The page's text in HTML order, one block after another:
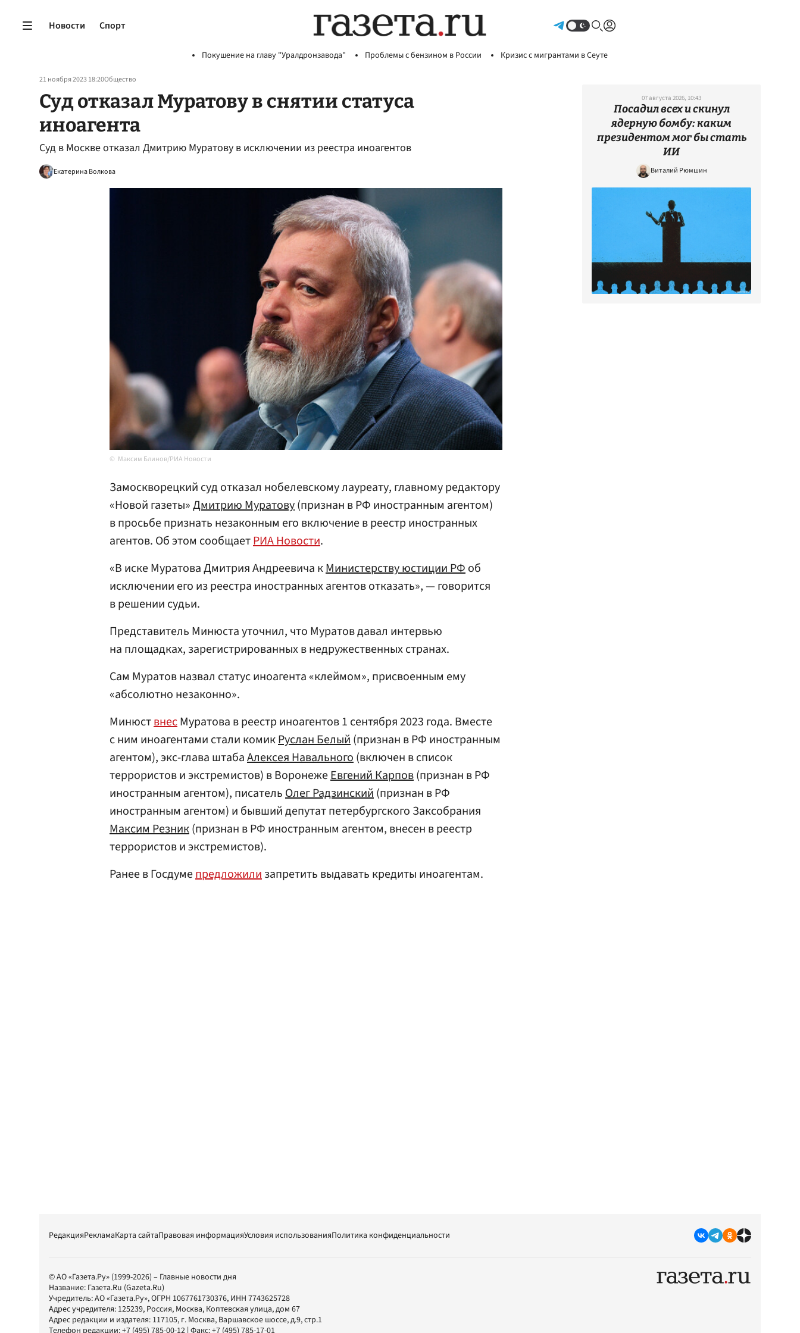
Новости Спорт
Покушение на главу "Уралдронзавода" Проблемы с бензином в России Кризис с мигрантами в Сеуте
21 ноября 2023 18:20Общество
Суд отказал Муратову в снятии статуса
иноагента
Суд в Москве отказал Дмитрию Муратову в исключении из реестра иноагентов
Екатерина Волкова
Максим Блинов/РИА Новости
Замоскворецкий суд отказал нобелевскому лауреату, главному редактору
«Новой газеты»Дмитрию Муратову(признан в РФ иностранным агентом)
в просьбе признать незаконным его включение в реестр иностранных
агентов. Об этом сообщаетРИА Новости.
«В иске Муратова Дмитрия Андреевича кМинистерству юстиции РФоб
исключении его из реестра иностранных агентов отказать», — говорится
в решении судьи.
Представитель Минюста уточнил, что Муратов давал интервью
на площадках, зарегистрированных в недружественных странах.
Сам Муратов назвал статус иноагента «клеймом», присвоенным ему
«абсолютно незаконно».
МинюствнесМуратова в реестр иноагентов 1 сентября 2023 года. Вместе
с ним иноагентами стали комикРуслан Белый(признан в РФ иностранным
агентом), экс-глава штабаАлексея Навального(включен в список
террористов и экстремистов) в ВоронежеЕвгений Карпов(признан в РФ
иностранным агентом), писательОлег Радзинский(признан в РФ
иностранным агентом) и бывший депутат петербургского Заксобрания
Максим Резник(признан в РФ иностранным агентом, внесен в реестр
террористов и экстремистов).
Ранее в Госдумепредложилизапретить выдавать кредиты иноагентам.
07 августа 2026, 10:43
Посадил всех и скинул
ядерную бомбу: каким
президентом мог бы стать
ИИ
Виталий Рюмшин
РедакцияРекламаКарта сайтаПравовая информацияУсловия использованияПолитика конфиденциальности
© АО «Газета.Ру» (1999-2026) – Главные новости дня
Название: Газета.Ru (Gazeta.Ru)
Учредитель:АО «Газета.Ру», ОГРН 1067761730376, ИНН 7743625728
Адрес учредителя: 125239, Россия, Москва, Коптевская улица, дом 67
Адрес редакции и издателя: 117105, г. Москва, Варшавское шоссе, д.9, стр.1
Телефон редакции:+7 (495) 785-00-12 | Факс:+7 (495) 785-17-01